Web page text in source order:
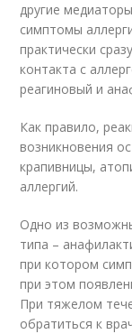
другие
симптомы
практически
контакта с
реагиновый и
Как правило,
возникновения
крапивницы,
аллергий.
Одно из
типа –
при котором
при этом
При тяжелом
обратиться к